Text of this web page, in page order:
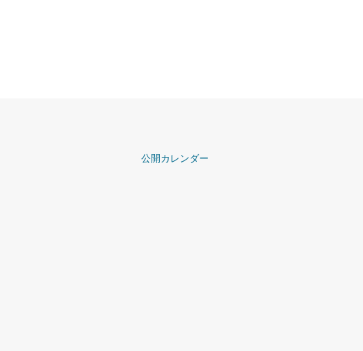
公開カレンダー